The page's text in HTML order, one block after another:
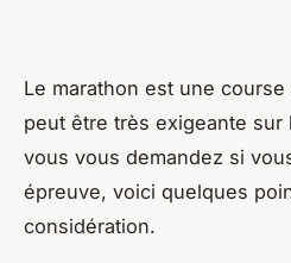
Le marathon est une
peut être très exigeante sur
vous vous demandez si
épreuve, voici quelques
considération.